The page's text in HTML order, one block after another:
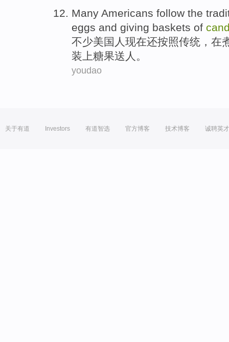
Many Americans follow the
eggs and giving baskets of
不少美国人 现在还按照传统 ，在
装上糖果送人 。
youdao
关于有道 Investors 有道智选 官方博客 技术博客 诚聘英才